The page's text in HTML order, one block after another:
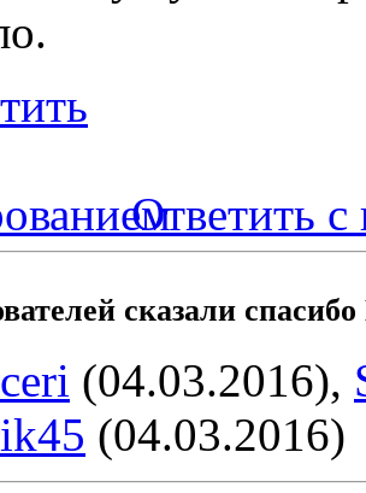
Ответить с
сказали
(04.03.2016),
(04.03.2016)